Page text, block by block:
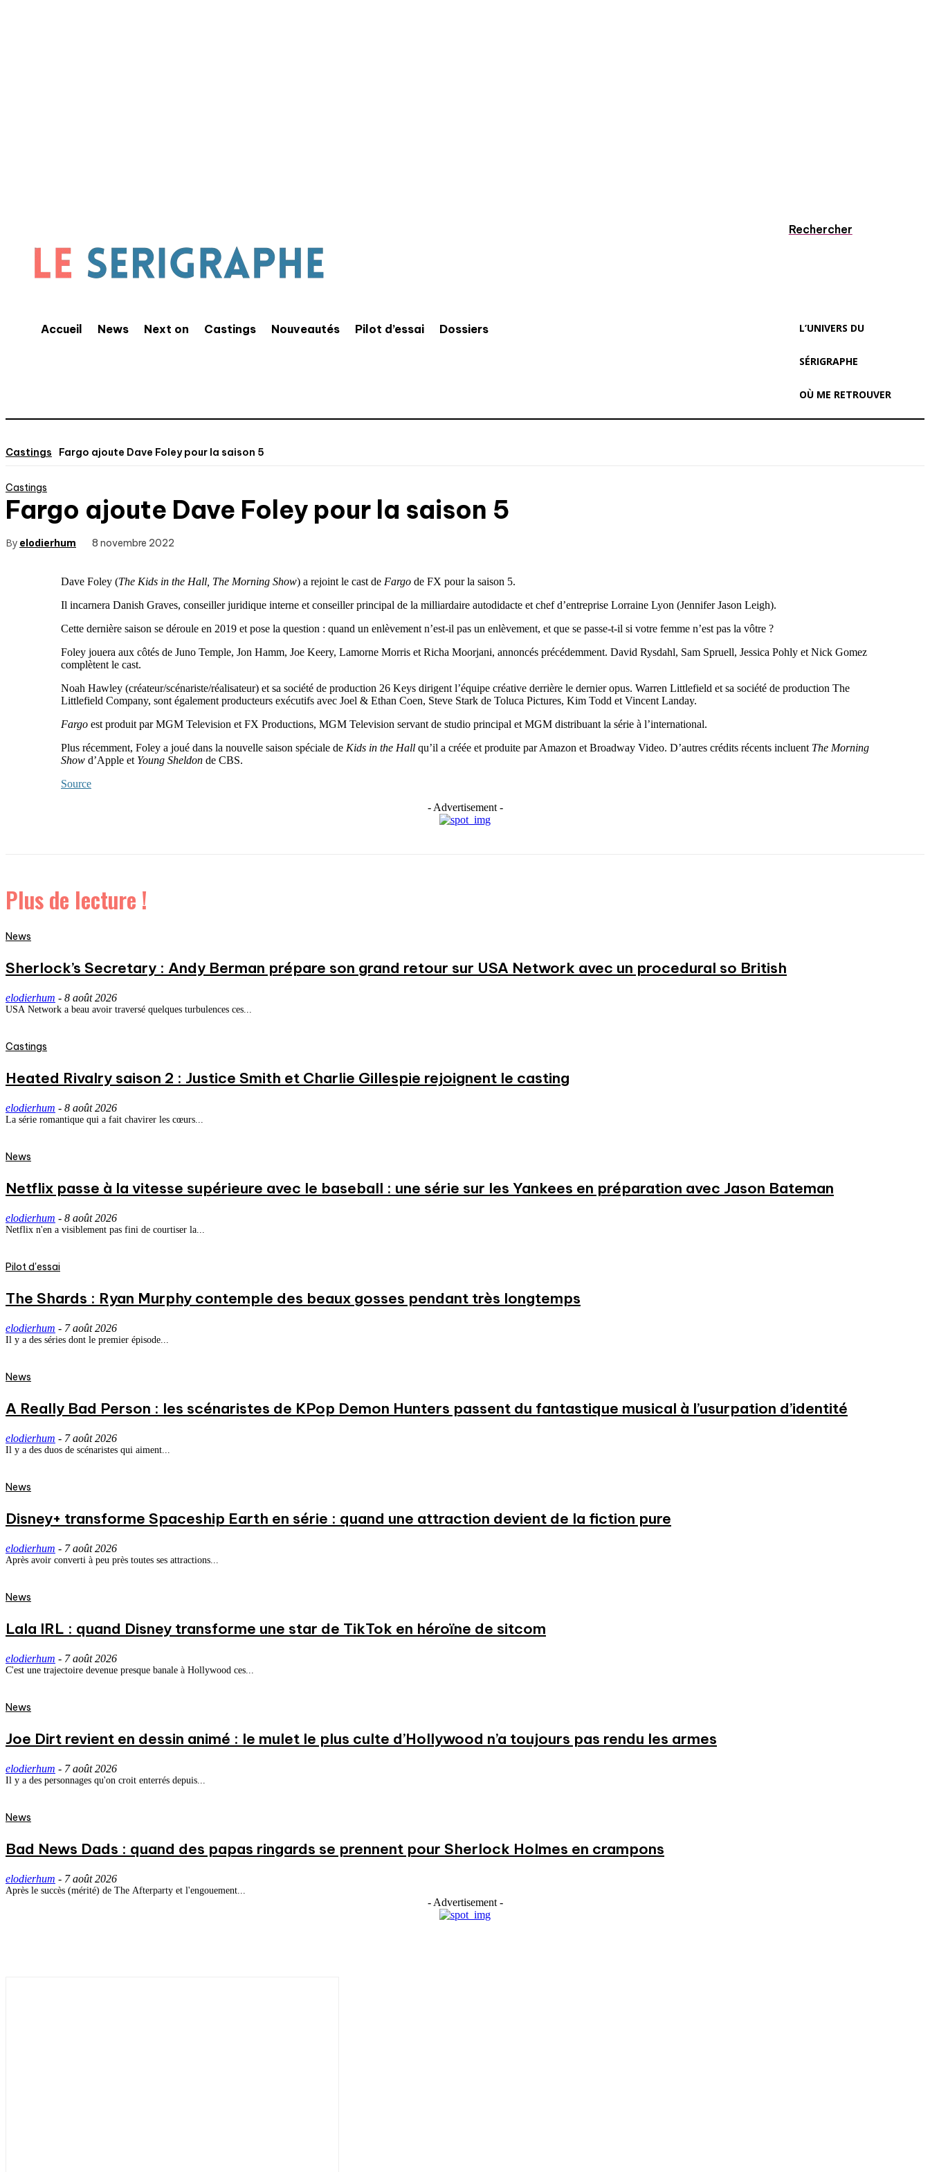
Accueil News Next on Castings Nouveautés Pilot d’essai Dossiers
Rechercher
L’UNIVERS DU
SÉRIGRAPHE
OÙ ME RETROUVER
Castings Fargo ajoute Dave Foley pour la saison 5
Castings
Fargo ajoute Dave Foley pour la saison 5
By elodierhum 8 novembre 2022
Dave Foley (The Kids in the Hall, The Morning Show) a rejoint le cast de Fargo de FX pour la saison 5.
Il incarnera Danish Graves, conseiller juridique interne et conseiller principal de la milliardaire autodidacte et chef d’entreprise Lorraine Lyon (Jennifer Jason Leigh).
Cette dernière saison se déroule en 2019 et pose la question : quand un enlèvement n’est-il pas un enlèvement, et que se passe-t-il si votre femme n’est pas la vôtre ?
Foley jouera aux côtés de Juno Temple, Jon Hamm, Joe Keery, Lamorne Morris et Richa Moorjani, annoncés précédemment. David Rysdahl, Sam Spruell, Jessica Pohly et Nick Gomez
complètent le cast.
Noah Hawley (créateur/scénariste/réalisateur) et sa société de production 26 Keys dirigent l’équipe créative derrière le dernier opus. Warren Littlefield et sa société de production The
Littlefield Company, sont également producteurs exécutifs avec Joel & Ethan Coen, Steve Stark de Toluca Pictures, Kim Todd et Vincent Landay.
Fargo est produit par MGM Television et FX Productions, MGM Television servant de studio principal et MGM distribuant la série à l’international.
Plus récemment, Foley a joué dans la nouvelle saison spéciale de Kids in the Hall qu’il a créée et produite par Amazon et Broadway Video. D’autres crédits récents incluent The Morning
Show d’Apple et Young Sheldon de CBS.
Source
- Advertisement -
Plus de lecture !
News
Sherlock’s Secretary : Andy Berman prépare son grand retour sur USA Network avec un procedural so British
elodierhum - 8 août 2026
USA Network a beau avoir traversé quelques turbulences ces...
Castings
Heated Rivalry saison 2 : Justice Smith et Charlie Gillespie rejoignent le casting
elodierhum - 8 août 2026
La série romantique qui a fait chavirer les cœurs...
News
Netflix passe à la vitesse supérieure avec le baseball : une série sur les Yankees en préparation avec Jason Bateman
elodierhum - 8 août 2026
Netflix n'en a visiblement pas fini de courtiser la...
Pilot d'essai
The Shards : Ryan Murphy contemple des beaux gosses pendant très longtemps
elodierhum - 7 août 2026
Il y a des séries dont le premier épisode...
News
A Really Bad Person : les scénaristes de KPop Demon Hunters passent du fantastique musical à l’usurpation d’identité
elodierhum - 7 août 2026
Il y a des duos de scénaristes qui aiment...
News
Disney+ transforme Spaceship Earth en série : quand une attraction devient de la fiction pure
elodierhum - 7 août 2026
Après avoir converti à peu près toutes ses attractions...
News
Lala IRL : quand Disney transforme une star de TikTok en héroïne de sitcom
elodierhum - 7 août 2026
C'est une trajectoire devenue presque banale à Hollywood ces...
News
Joe Dirt revient en dessin animé : le mulet le plus culte d’Hollywood n’a toujours pas rendu les armes
elodierhum - 7 août 2026
Il y a des personnages qu'on croit enterrés depuis...
News
Bad News Dads : quand des papas ringards se prennent pour Sherlock Holmes en crampons
elodierhum - 7 août 2026
Après le succès (mérité) de The Afterparty et l'engouement...
- Advertisement -